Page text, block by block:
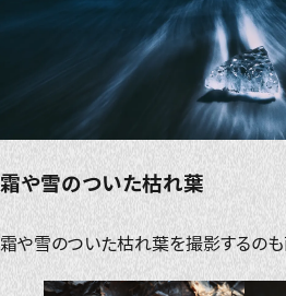
霜や雪のついた枯れ葉
霜や雪のついた枯れ葉を撮影するのも